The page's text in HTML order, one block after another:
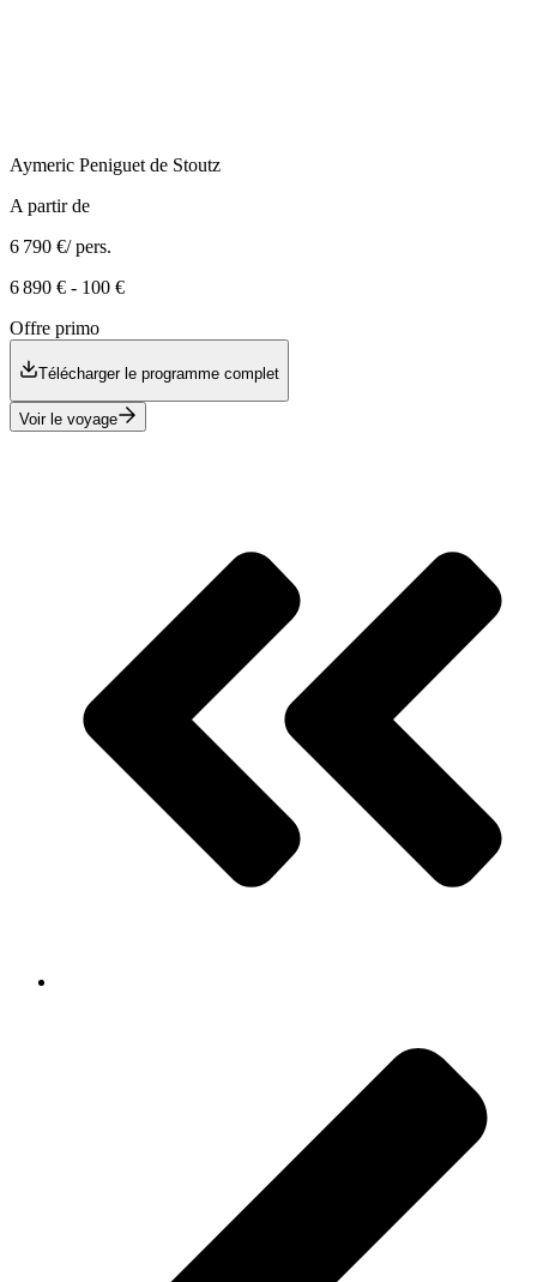
Aymeric Peniguet de Stoutz
A partir de
6 790 €/ pers.
6 890 € - 100 €
Offre primo
Télécharger le programme complet
Voir le voyage